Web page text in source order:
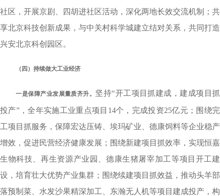
社区，开展京剧、四胡进社区活动，深化两地长效交流机制；共
享北京科技创新成果，与中关村科学城建立结对关系，共同打造
兴安北京科创园区。
（四）持续做大工业经济
一是保障产业发展量质齐升。 坚持“开工项目抓建成，建成项目抓
投产”，全年实施工业重点项目14个，完成投资25亿元；围绕完
工项目抓服务，保障宏达压铸、埃玛矿业、德康饲料等企业稳产
增效，促进民营经济健康发展；围绕新建项目抓效率，实现恒嘉
生物科技、再生资源产业园、德康生猪屠宰加工等项目开工建
设，培育壮大优势产业集群；围绕续建项目抓效益，推动头羊部
落预制菜、水发沙果精深加工、东瀚无人机等项目建成投产，构